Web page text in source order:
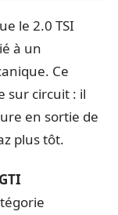
le 2.0 TSI
à un
Ce
sur circuit : il
en sortie de
plus tôt.